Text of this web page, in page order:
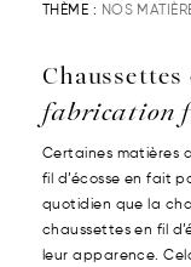
THÈME : NOS
Chaussettes
fabrication
Certaines matières
fil d’écosse en fait
quotidien que la
chaussettes en fil
leur apparence.